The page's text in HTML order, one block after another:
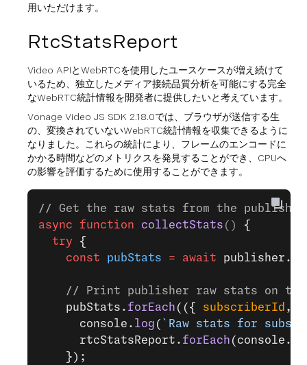
用いただけます。
RtcStatsReport
Video APIとWebRTCを使用したユースケースが増え続けて
いるため、独立したメディア接続品質分析を可能にする完全
なWebRTC統計情報を開発者に提供したいと考えています。
Vonage Video JS SDK 2.18.0では、ブラウザが送信する生
の、変換されていないWebRTC統計情報を収集できるように
なりました。これらの統計により、フレームのエンコードに
かかる時間などのメトリクスを発見することができ、CPUへ
の影響を評価するために使用することができます。
// Get the raw stats from the
async function collectStats () {
  try
{
    const
pubStats = await publisher.
// Print publisher raw stats on
    pubStats.
forEach (({ subscriberId ,
      console.
log ( `Raw stats for
      rtcStatsReport.
forEach
    });